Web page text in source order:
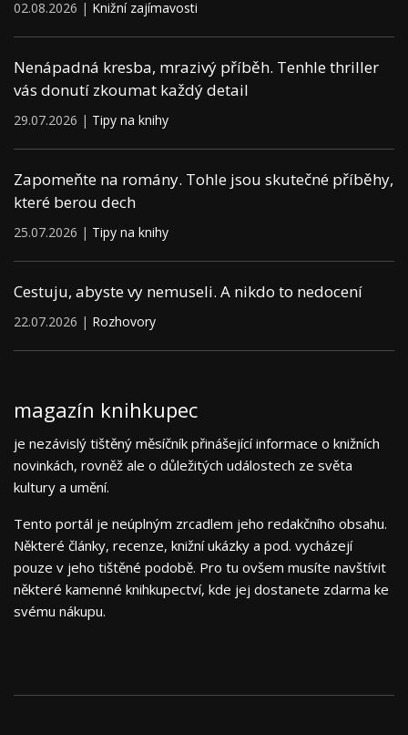
02.08.2026 | Knižní zajímavosti
Nenápadná kresba, mrazivý příběh. Tenhle thriller
vás donutí zkoumat každý detail
29.07.2026 | Tipy na knihy
Zapomeňte na romány. Tohle jsou skutečné příběhy,
které berou dech
25.07.2026 | Tipy na knihy
Cestuju, abyste vy nemuseli. A nikdo to nedocení
22.07.2026 | Rozhovory
magazín knihkupec
je nezávislý tištěný měsíčník přinášející informace o knižních
novinkách, rovněž ale o důležitých událostech ze světa
kultury a umění.
Tento portál je neúplným zrcadlem jeho redakčního obsahu.
Některé články, recenze, knižní ukázky a pod. vycházejí
pouze v jeho tištěné podobě. Pro tu ovšem musíte navštívit
některé kamenné knihkupectví, kde jej dostanete zdarma ke
svému nákupu.